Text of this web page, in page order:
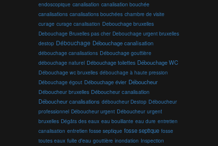
endoscopique canalisation canalisation bouchée
canalisations canalisations bouchées chambre de visite
curage curage canalisation Debouchage bruxelles
Debouchage Bruxelles pas cher Debouchage urgent bruxelles
destop Débouchage Débouchage canalisation
débouchage canalisations Débouchage gouttière
débouchage naturel Débouchage toilettes Débouchage WC
Débouchage wc bruxelles débouchage à haute pression
Débouchage égout Débouchage évier Déboucheur
Déboucheur bruxelles Déboucheur canalisation
Déboucheur canalisations déboucheur Destop Déboucheur
professionnel Déboucheur urgent Déboucheur urgent
bruxelles Dégâts des eaux eau bouillante eau dure entretien
canalisation entretien fosse septique fosse septique fosse
toutes eaux fuite d'eau gouttière inondation Inspection